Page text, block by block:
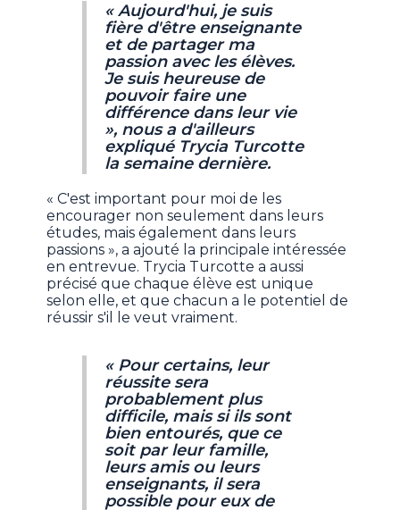
« Aujourd'hui, je suis
fière d'être enseignante
et de partager ma
passion avec les élèves.
Je suis heureuse de
pouvoir faire une
différence dans leur vie
», nous a d'ailleurs
expliqué Trycia Turcotte
la semaine dernière.
« C'est important pour moi de les
encourager non seulement dans leurs
études, mais également dans leurs
passions », a ajouté la principale intéressée
en entrevue. Trycia Turcotte a aussi
précisé que chaque élève est unique
selon elle, et que chacun a le potentiel de
réussir s'il le veut vraiment.
« Pour certains, leur
réussite sera
probablement plus
difficile, mais si ils sont
bien entourés, que ce
soit par leur famille,
leurs amis ou leurs
enseignants, il sera
possible pour eux de